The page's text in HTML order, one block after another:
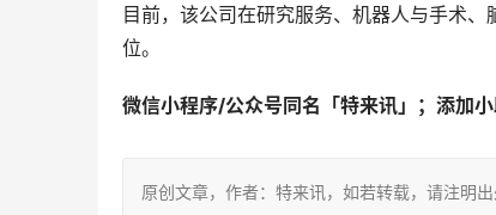
目前， 该公司在研究服务、机器人与手术、
位。
微信小程序/公众号同名「特来讯」；添加
原创文章，作者：特来讯，如若转载，请注